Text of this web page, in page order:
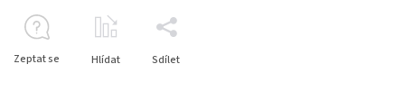
Zeptat se Hlídat Sdílet